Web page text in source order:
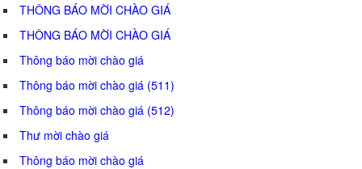
THÔNG BÁO MỜI CHÀO GIÁ
THÔNG BÁO MỜI CHÀO GIÁ
Thông báo mời chào giá
Thông báo mời chào giá (511)
Thông báo mời chào giá (512)
Thư mời chào giá
Thông báo mời chào giá